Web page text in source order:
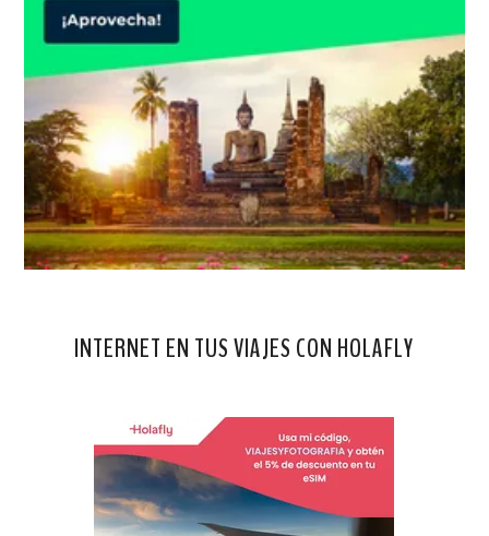
INTERNET EN TUS VIAJES CON HOLAFLY